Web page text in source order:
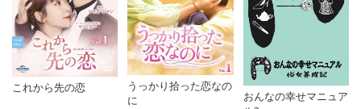
これから先の恋
うっかり拾った恋なの
に
おんなの幸せマニュア